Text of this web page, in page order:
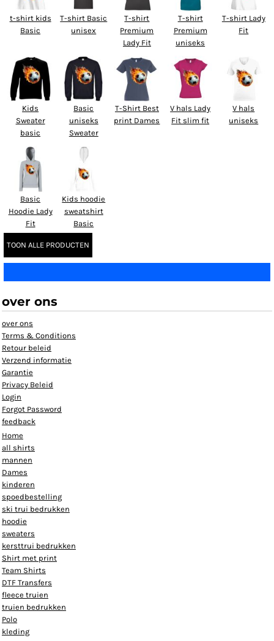
t-shirt kids
Basic
T-shirt Basic
unisex
T-shirt
Premium
Lady Fit
T-shirt
Premium
uniseks
T-shirt Lady
Fit
Kids
Sweater
basic
Basic
uniseks
Sweater
T-Shirt Best
print Dames
V hals Lady
Fit slim fit
V hals
uniseks
Basic
Hoodie Lady
Fit
Kids hoodie
sweatshirt
Basic
TOON ALLE PRODUCTEN
over ons
over ons
Terms & Conditions
Retour beleid
Verzend informatie
Garantie
Privacy Beleid
Login
Forgot Password
feedback
Home
all shirts
mannen
Dames
kinderen
spoedbestelling
ski trui bedrukken
hoodie
sweaters
kersttrui bedrukken
Shirt met print
Team Shirts
DTF Transfers
fleece truien
truien bedrukken
Polo
kleding